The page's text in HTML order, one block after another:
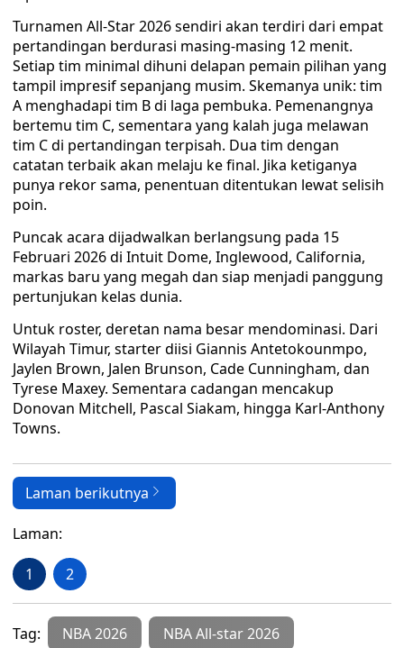
Turnamen All-Star 2026 sendiri akan terdiri dari empat
pertandingan berdurasi masing-masing 12 menit.
Setiap tim minimal dihuni delapan pemain pilihan yang
tampil impresif sepanjang musim. Skemanya unik: tim
A menghadapi tim B di laga pembuka. Pemenangnya
bertemu tim C, sementara yang kalah juga melawan
tim C di pertandingan terpisah. Dua tim dengan
catatan terbaik akan melaju ke final. Jika ketiganya
punya rekor sama, penentuan ditentukan lewat selisih
poin.
Puncak acara dijadwalkan berlangsung pada 15
Februari 2026 di Intuit Dome, Inglewood, California,
markas baru yang megah dan siap menjadi panggung
pertunjukan kelas dunia.
Untuk roster, deretan nama besar mendominasi. Dari
Wilayah Timur, starter diisi Giannis Antetokounmpo,
Jaylen Brown, Jalen Brunson, Cade Cunningham, dan
Tyrese Maxey. Sementara cadangan mencakup
Donovan Mitchell, Pascal Siakam, hingga Karl-Anthony
Towns.
Laman berikutnya
Laman:
1 2
Tag: NBA 2026 NBA All-star 2026